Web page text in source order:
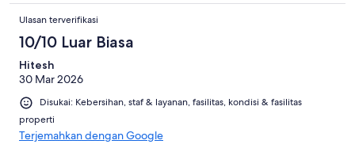
Ulasan terverifikasi
10/10 Luar Biasa
Hitesh
30 Mar 2026
Disukai: Kebersihan, staf & layanan, fasilitas, kondisi & fasilitas
properti
Terjemahkan dengan Google